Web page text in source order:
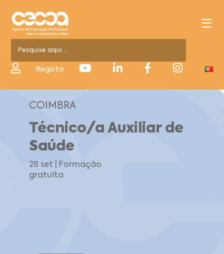
Registo
COIMBRA
Técnico/a Auxiliar de
Saúde
28 set | Formação
gratuita